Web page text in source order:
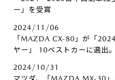
ー」を受賞
2024/11/06
「MAZDA CX-80」が「
ヤー」 10ベストカーに選出。
2024/10/31